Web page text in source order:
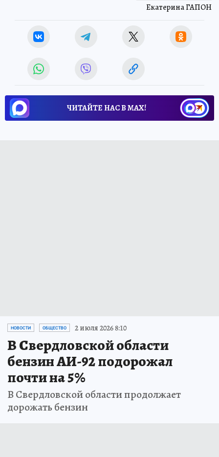
Екатерина ГАПОН
ЧИТАЙТЕ НАС В МАХ!
НОВОСТИ ОБЩЕСТВО 2 июля 2026 8:10
В Свердловской области
бензин АИ-92 подорожал
почти на 5%
В Свердловской области продолжает
дорожать бензин